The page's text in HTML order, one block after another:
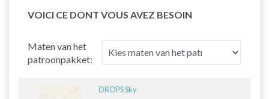
VOICI CE DONT VOUS AVEZ BESOIN
Maten van het
patroonpakket:
DROPS Sky